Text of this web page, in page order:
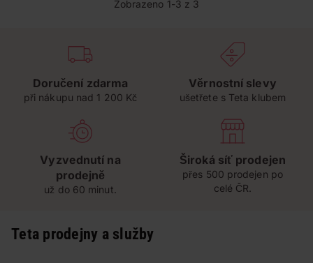
Zobrazeno 1-3 z 3
Doručení zdarma
při nákupu nad 1 200 Kč
Věrnostní slevy
ušetřete s Teta klubem
Vyzvednutí na
prodejně
už do 60 minut.
Široká síť prodejen
přes 500 prodejen po
celé ČR.
Teta prodejny a služby